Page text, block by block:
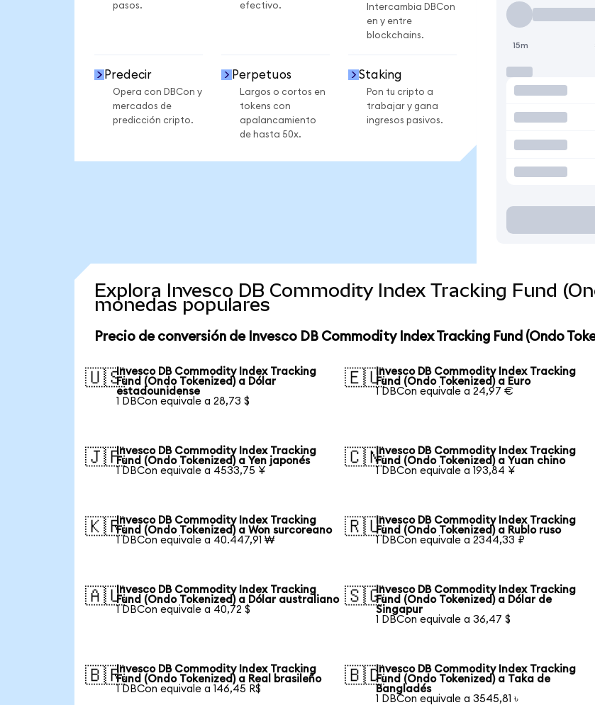
pasos.
efectivo.
Intercambia DBCon
en y entre
blockchains.
Predecir
Opera con DBCon y
mercados de
predicción cripto.
Perpetuos
Largos o cortos en
tokens con
apalancamiento
de hasta 50x.
Staking
Pon tu cripto a
trabajar y gana
ingresos pasivos.
15m
Explora Invesco DB Commodity Index Tracking Fund
monedas populares
Precio de conversión de Invesco DB Commodity Index Tracking Fund (Ondo
🇺🇸Invesco DB Commodity Index Tracking
Fund (Ondo Tokenized) a Dólar
estadounidense
1 DBCon equivale a 28,73 $
🇪🇺Invesco DB Commodity Index Tracking
Fund (Ondo Tokenized) a Euro
1 DBCon equivale a 24,97 €
🇯🇵Invesco DB Commodity Index Tracking
Fund (Ondo Tokenized) a Yen japonés
1 DBCon equivale a 4533,75 ¥
🇨🇳Invesco DB Commodity Index Tracking
Fund (Ondo Tokenized) a Yuan chino
1 DBCon equivale a 193,84 ¥
🇰🇷Invesco DB Commodity Index Tracking
Fund (Ondo Tokenized) a Won surcoreano
1 DBCon equivale a 40.447,91 ₩
🇷🇺Invesco DB Commodity Index Tracking
Fund (Ondo Tokenized) a Rublo ruso
1 DBCon equivale a 2344,33 ₽
🇦🇺Invesco DB Commodity Index Tracking
Fund (Ondo Tokenized) a Dólar australiano
1 DBCon equivale a 40,72 $
🇸🇬Invesco DB Commodity Index Tracking
Fund (Ondo Tokenized) a Dólar de
Singapur
1 DBCon equivale a 36,47 $
🇧🇷Invesco DB Commodity Index Tracking
Fund (Ondo Tokenized) a Real brasileño
1 DBCon equivale a 146,45 R$
🇧🇩Invesco DB Commodity Index Tracking
Fund (Ondo Tokenized) a Taka de
Bangladés
1 DBCon equivale a 3545,81 ৳